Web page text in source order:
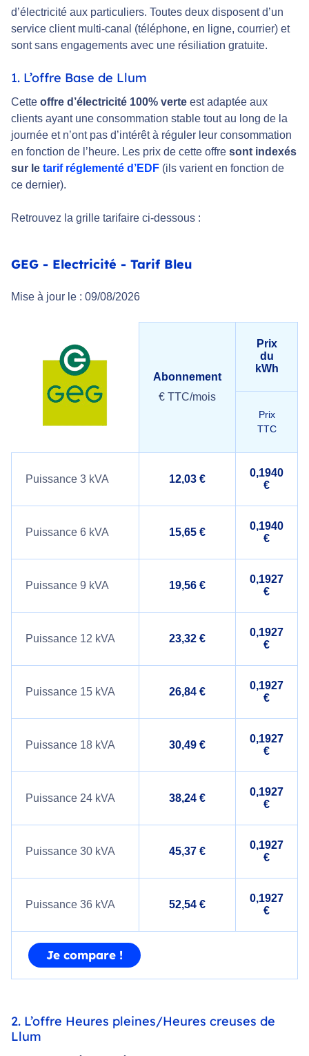
d’électricité aux particuliers. Toutes deux disposent d’un
service client multi-canal (téléphone, en ligne, courrier) et
sont sans engagements avec une résiliation gratuite.
1. L’offre Base de Llum
Cette offre d’électricité 100% verte est adaptée aux
clients ayant une consommation stable tout au long de la
journée et n’ont pas d’intérêt à réguler leur consommation
en fonction de l’heure. Les prix de cette offre sont indexés
sur le tarif réglementé d’EDF (ils varient en fonction de
ce dernier).
Retrouvez la grille tarifaire ci-dessous :
GEG - Electricité - Tarif Bleu
Mise à jour le : 09/08/2026
Abonnement
€ TTC/mois
Prix
du
kWh
Prix
TTC
Puissance 3 kVA 12,03 €
0,1940
€
Puissance 6 kVA 15,65 €
0,1940
€
Puissance 9 kVA 19,56 €
0,1927
€
Puissance 12 kVA 23,32 €
0,1927
€
Puissance 15 kVA 26,84 €
0,1927
€
Puissance 18 kVA 30,49 €
0,1927
€
Puissance 24 kVA 38,24 €
0,1927
€
Puissance 30 kVA 45,37 €
0,1927
€
Puissance 36 kVA 52,54 €
0,1927
€
Je compare !
2. L’offre Heures pleines/Heures creuses de
Llum